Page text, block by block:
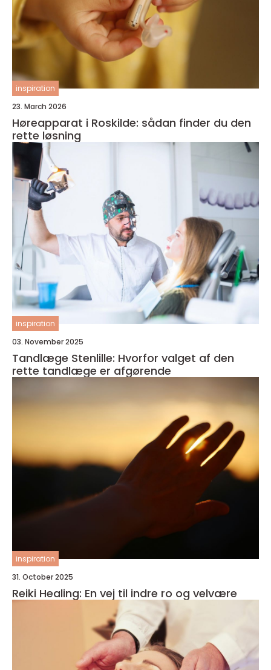
inspiration
23. March 2026
Høreapparat i Roskilde: sådan finder du den
rette løsning
inspiration
03. November 2025
Tandlæge Stenlille: Hvorfor valget af den
rette tandlæge er afgørende
inspiration
31. October 2025
Reiki Healing: En vej til indre ro og velvære